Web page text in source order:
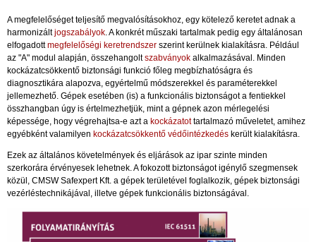
A megfelelőséget teljesítő megvalósításokhoz, egy kötelező keretet adnak a
harmonizáltjogszabályok. A konkrét műszaki tartalmak pedig egy általánosan
elfogadottmegfelelőségi keretrendszer szerint kerülnek kialakításra. Például
az "A" modul alapján, összehangoltszabványok alkalmazásával. Minden
kockázatcsökkentő biztonsági funkció főleg megbízhatóságra és
diagnosztikára alapozva, egyértelmű módszerekkel és paraméterekkel
jellemezhető. Gépek esetében (is) a funkcionális biztonságot a fentiekkel
összhangban úgy is értelmezhetjük, mint a gépnek azon mérlegelési
képessége, hogy végrehajtsa-e azt a kockázatottartalmazó műveletet, amihez
egyébként valamilyen kockázatcsökkentő védőintézkedés került kialakításra.
Ezek az általános követelmények és eljárások az ipar szinte minden
szerkorára érvényesek lehetnek. A fokozott biztonságot igénylő szegmensek
közül, CMSW Safexpert Kft. a gépek területével foglalkozik, gépek biztonsági
vezérléstechnikájával, illetve gépek funkcionális biztonságával.